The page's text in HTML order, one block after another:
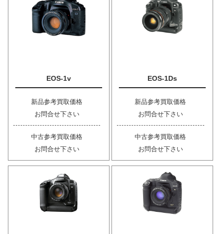
EOS-1v
新品参考買取価格
お問合せ下さい
中古参考買取価格
お問合せ下さい
EOS-1Ds
新品参考買取価格
お問合せ下さい
中古参考買取価格
お問合せ下さい